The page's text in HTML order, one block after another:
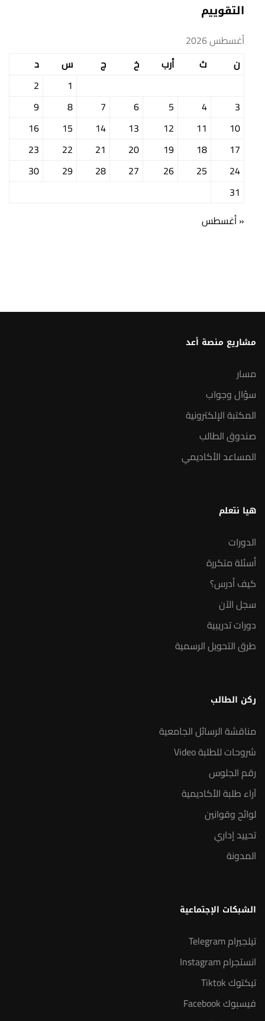
التقوييم
أغسطس 2026
ن
ث أرب خ ج س
د
1
2
3
4
5
6
7
8
9
10
11
12
13
14
15
16
17
18
19
20
21
22
23
24
25
26
27
28
29
30
31
« أغسطس
مشاريع منصة أعد
مسار
سؤال وجواب
المكتبة الإلكترونية
صندوق الطالب
المساعد الأكاديمي
هيا نتعلم
الدورات
أسئلة متكررة
كيف أدرس؟
سجل الآن
دورات تدريبية
طرق التحويل الرسمية
ركن الطالب
مناقشة الرسائل الجامعية
شروحات للطلبة Video
رقم الجلوس
آراء طلبة الأكاديمية
لوائح وقوانين
تحييد إداري
المدونة
الشبكات الإجتماعية
تيلجيرام Telegram
انستجرام Instagram
تيكتوك Tiktok
فيسبوك Facebook